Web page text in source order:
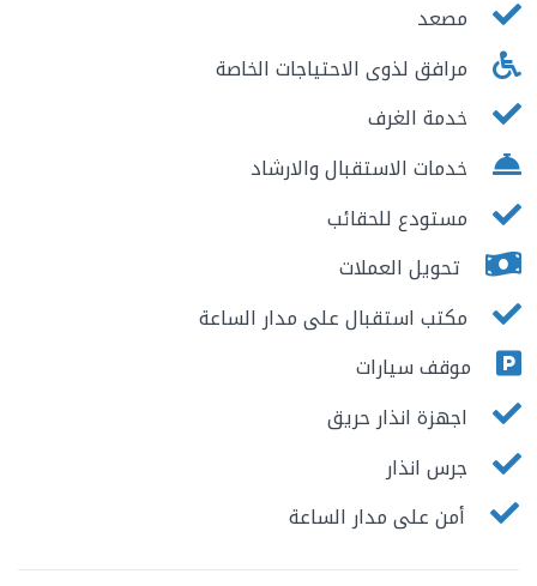
مصعد
مرافق لذوى الاحتياجات الخاصة
خدمة الغرف
خدمات الاستقبال والارشاد
مستودع للحقائب
تحويل العملات
مكتب استقبال على مدار الساعة
موقف سيارات
اجهزة انذار حريق
جرس انذار
أمن على مدار الساعة